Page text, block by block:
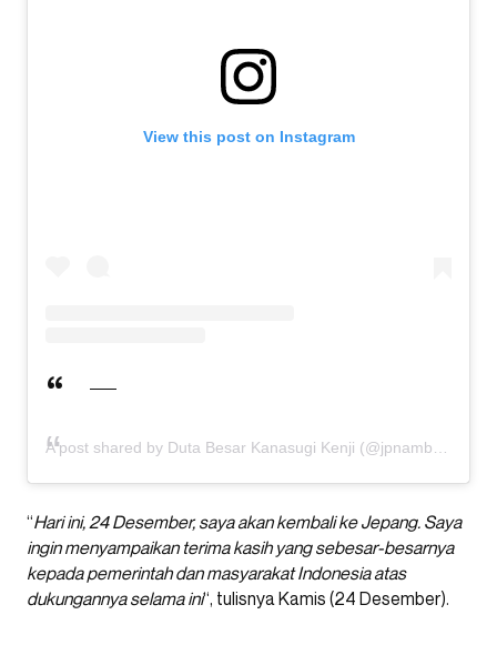
View this post on Instagram
A post shared by Duta Besar Kanasugi Kenji (@jpnambsindonesia)
“Hari ini, 24 Desember, saya akan kembali ke Jepang. Saya
ingin menyampaikan terima kasih yang sebesar-besarnya
kepada pemerintah dan masyarakat Indonesia atas
dukungannya selama ini“, tulisnya Kamis (24 Desember).